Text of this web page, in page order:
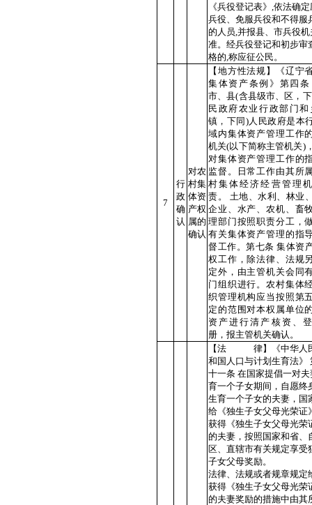
《兵役登记表》,依法确
兵役、免服兵役和不得服
的人员,并报县、市兵役机
准。经兵役登记和初步审
格的,称应征公民。
7
行
政
确
认
对农
村集
体资
产权
属的
确认
【地方性法规】《辽宁
集体资产条例》第四条
市、县(含县级市、区，
民政府农业行政部门和
镇，下同)人民政府是本
域内集体资产管理工作
机关(以下简称主管机关)
对集体资产管理工作的
监督。日常工作由其所
村集体经济经营管理
责。 土地、水利、林业
企业、水产、农机、畜
理部门按照职责分工，
有关集体资产管理的指
督工作。第七条 集体资
权工作，除法律、法规
定外，由主管机关会同
门组织进行。农村集体
织管理机构应当按照第
定的范围对本权属单位
资产进行清产核资、
册，报主管机关确认。
【法 律】《中华人
和国人口与计划生育法》
十一条 在国家提倡一对夫
育一个子女期间，自愿终
生育一个子女的夫妻，国
给《独生子女父母光荣证
获得《独生子女父母光荣
的夫妻，按照国家和省、
区、直辖市有关规定享受
子女父母奖励。
法律、法规或者规章规定
获得《独生子女父母光荣
的夫妻奖励的措施中由其